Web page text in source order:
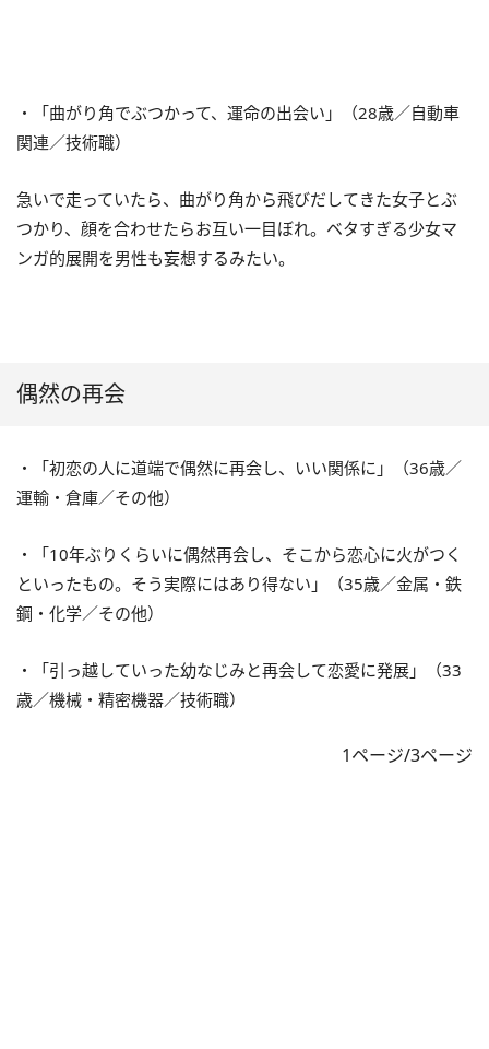
・「曲がり角でぶつかって、運命の出会い」（28歳／自動車
関連／技術職）
急いで走っていたら、曲がり角から飛びだしてきた女子とぶ
つかり、顔を合わせたらお互い一目ぼれ。ベタすぎる少女マ
ンガ的展開を男性も妄想するみたい。
偶然の再会
・「初恋の人に道端で偶然に再会し、いい関係に」（36歳／
運輸・倉庫／その他）
・「10年ぶりくらいに偶然再会し、そこから恋心に火がつく
といったもの。そう実際にはあり得ない」（35歳／金属・鉄
鋼・化学／その他）
・「引っ越していった幼なじみと再会して恋愛に発展」（33
歳／機械・精密機器／技術職）
1ページ/3ページ